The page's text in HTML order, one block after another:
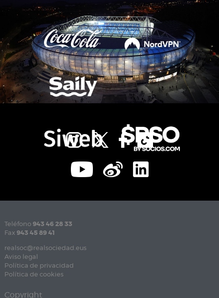
Teléfono 943 46 28 33
Fax 943 45 89 41
realsoc@realsociedad.eus
Aviso legal
Política de privacidad
Política de cookies
Copyright